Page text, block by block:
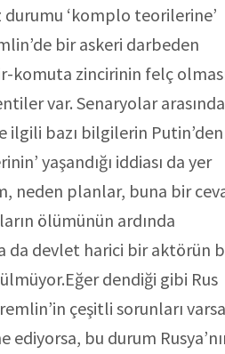
‘komplo teorilerine’
bir askeri darbeden
komuta zincirinin felç
var. Senaryolar arasında
ilgili bazı bilgilerin Putin’den
yaşandığı iddiası da yer
neden planlar, buna bir
ölümünün ardında
da devlet harici bir aktörün
dendiği gibi Rus
çeşitli sorunları
bu durum